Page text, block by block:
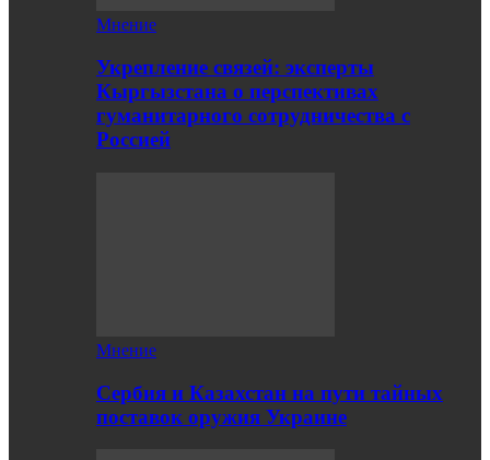
Мнение
Укрепление связей: эксперты
Кыргызстана о перспективах
гуманитарного сотрудничества с
Россией
Мнение
Сербия и Казахстан на пути тайных
поставок оружия Украине